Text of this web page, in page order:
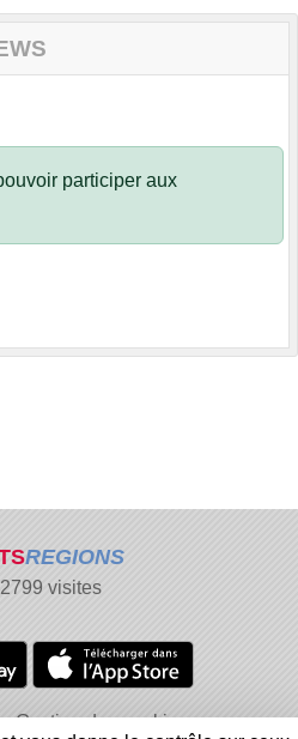
participer aux
REGIONS
visites
Gestion des cookies